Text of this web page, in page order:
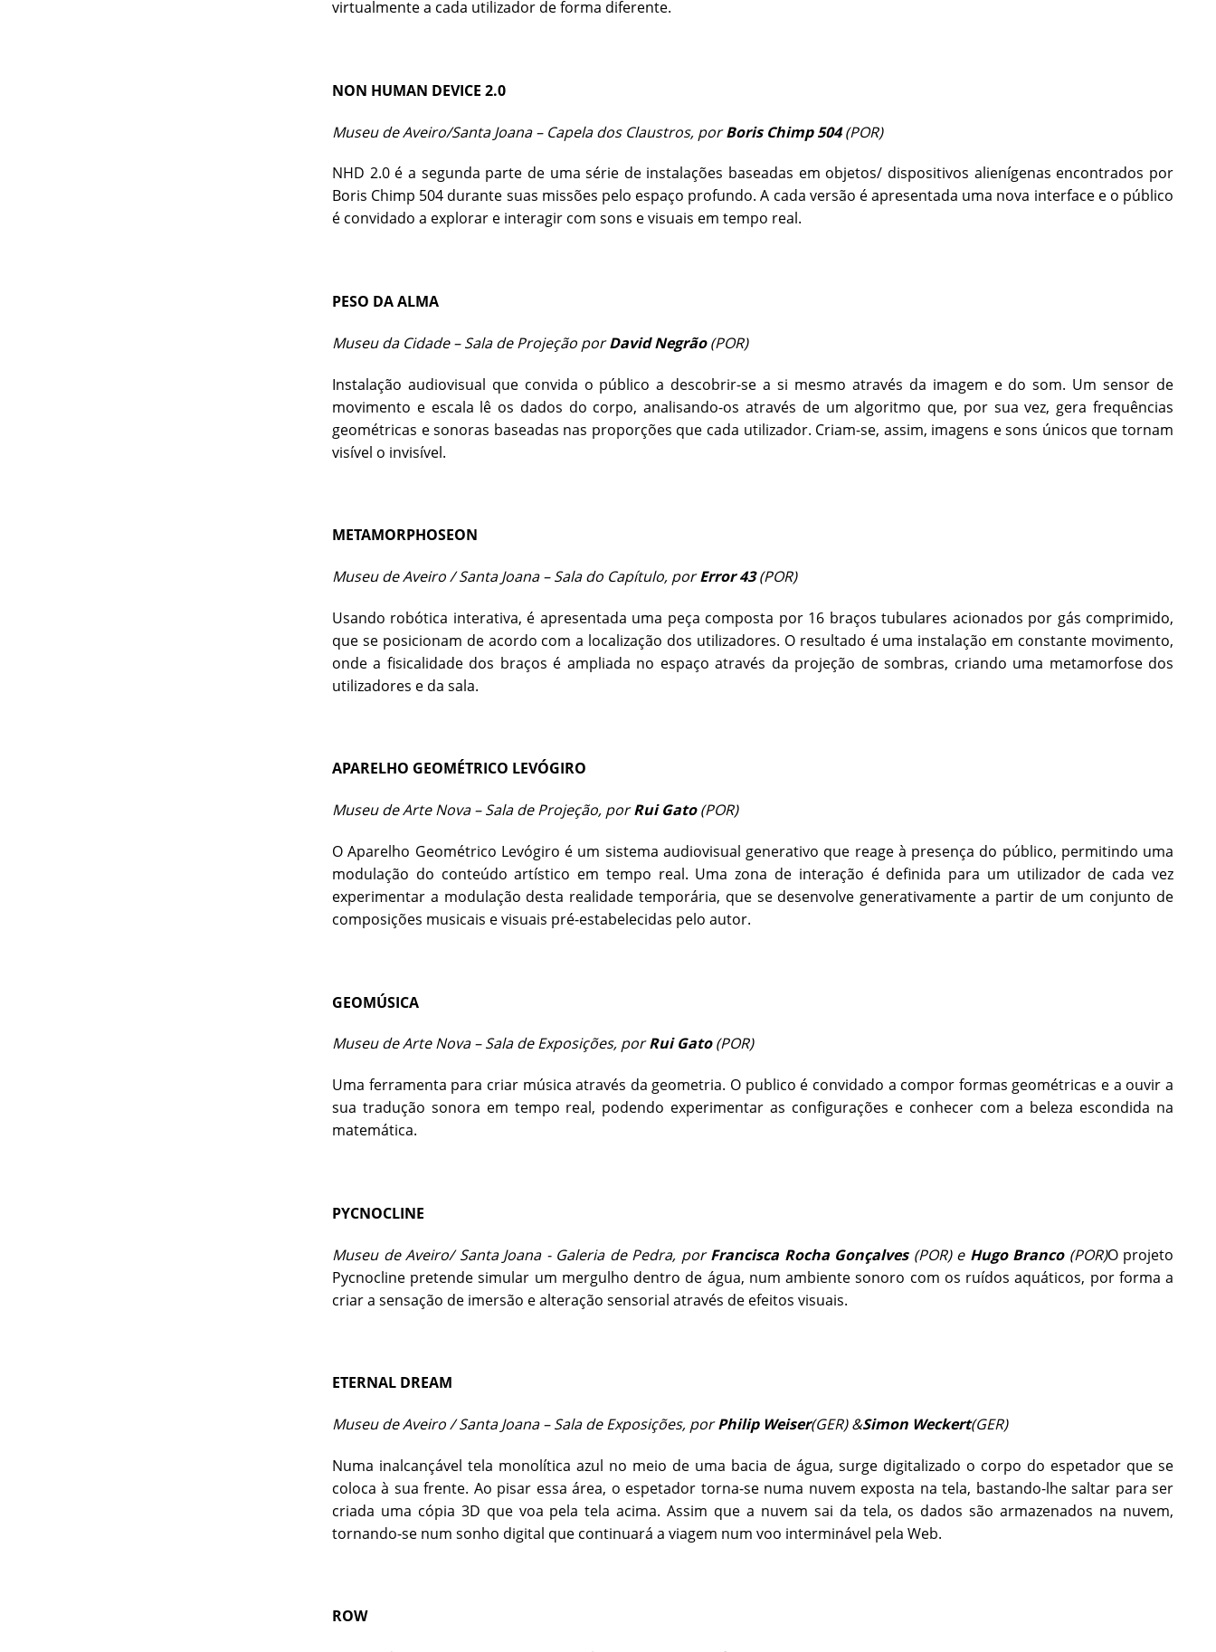
virtualmente a cada utilizador de forma diferente.
NON HUMAN DEVICE 2.0
Museu de Aveiro/Santa Joana – Capela dos Claustros, porBoris Chimp 504(POR)
NHD 2.0 é a segunda parte de uma série de instalações baseadas em objetos/ dispositivos alienígenas encontrados por
Boris Chimp 504 durante suas missões pelo espaço profundo. A cada versão é apresentada uma nova interface e o público
é convidado a explorar e interagir com sons e visuais em tempo real.
PESO DA ALMA
Museu da Cidade – Sala de Projeção porDavid Negrão(POR)
Instalação audiovisual que convida o público a descobrir-se a si mesmo através da imagem e do som. Um sensor de
movimento e escala lê os dados do corpo, analisando-os através de um algoritmo que, por sua vez, gera frequências
geométricas e sonoras baseadas nas proporções que cada utilizador. Criam-se, assim, imagens e sons únicos que tornam
visível o invisível.
METAMORPHOSEON
Museu de Aveiro / Santa Joana – Sala do Capítulo, porError 43(POR)
Usando robótica interativa, é apresentada uma peça composta por 16 braços tubulares acionados por gás comprimido,
que se posicionam de acordo com a localização dos utilizadores. O resultado é uma instalação em constante movimento,
onde a fisicalidade dos braços é ampliada no espaço através da projeção de sombras, criando uma metamorfose dos
utilizadores e da sala.
APARELHO GEOMÉTRICO LEVÓGIRO
Museu de Arte Nova – Sala de Projeção, porRui Gato(POR)
O Aparelho Geométrico Levógiro é um sistema audiovisual generativo que reage à presença do público, permitindo uma
modulação do conteúdo artístico em tempo real. Uma zona de interação é definida para um utilizador de cada vez
experimentar a modulação desta realidade temporária, que se desenvolve generativamente a partir de um conjunto de
composições musicais e visuais pré-estabelecidas pelo autor.
GEOMÚSICA
Museu de Arte Nova – Sala de Exposições, porRui Gato(POR)
Uma ferramenta para criar música através da geometria. O publico é convidado a compor formas geométricas e a ouvir a
sua tradução sonora em tempo real, podendo experimentar as configurações e conhecer com a beleza escondida na
matemática.
PYCNOCLINE
Museu de Aveiro/ Santa Joana - Galeria de Pedra, porFrancisca Rocha Gonçalves(POR) eHugo Branco(POR)O projeto
Pycnocline pretende simular um mergulho dentro de água, num ambiente sonoro com os ruídos aquáticos, por forma a
criar a sensação de imersão e alteração sensorial através de efeitos visuais.
ETERNAL DREAM
Museu de Aveiro / Santa Joana – Sala de Exposições, porPhilip Weiser(GER) &Simon Weckert(GER)
Numa inalcançável tela monolítica azul no meio de uma bacia de água, surge digitalizado o corpo do espetador que se
coloca à sua frente. Ao pisar essa área, o espetador torna-se numa nuvem exposta na tela, bastando-lhe saltar para ser
criada uma cópia 3D que voa pela tela acima. Assim que a nuvem sai da tela, os dados são armazenados na nuvem,
tornando-se num sonho digital que continuará a viagem num voo interminável pela Web.
ROW